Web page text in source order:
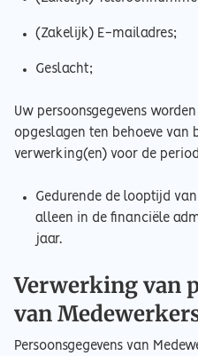
(Zakelijk) E-mailadres;
Geslacht;
Uw persoonsgegevens
opgeslagen ten behoeve van
verwerking(en) voor de
Gedurende de looptijd
alleen in de financiële
jaar.
Verwerking van
van
Persoonsgegevens van